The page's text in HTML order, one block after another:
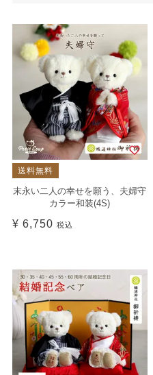
送料無料
末永い二人の幸せを願う、夫婦守
カラー和装(4S)
¥ 6,750 税込